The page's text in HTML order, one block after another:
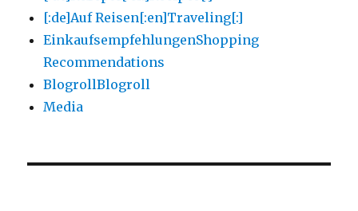
[:de]Auf Reisen[:en]Traveling[:]
EinkaufsempfehlungenShopping
Recommendations
BlogrollBlogroll
Media